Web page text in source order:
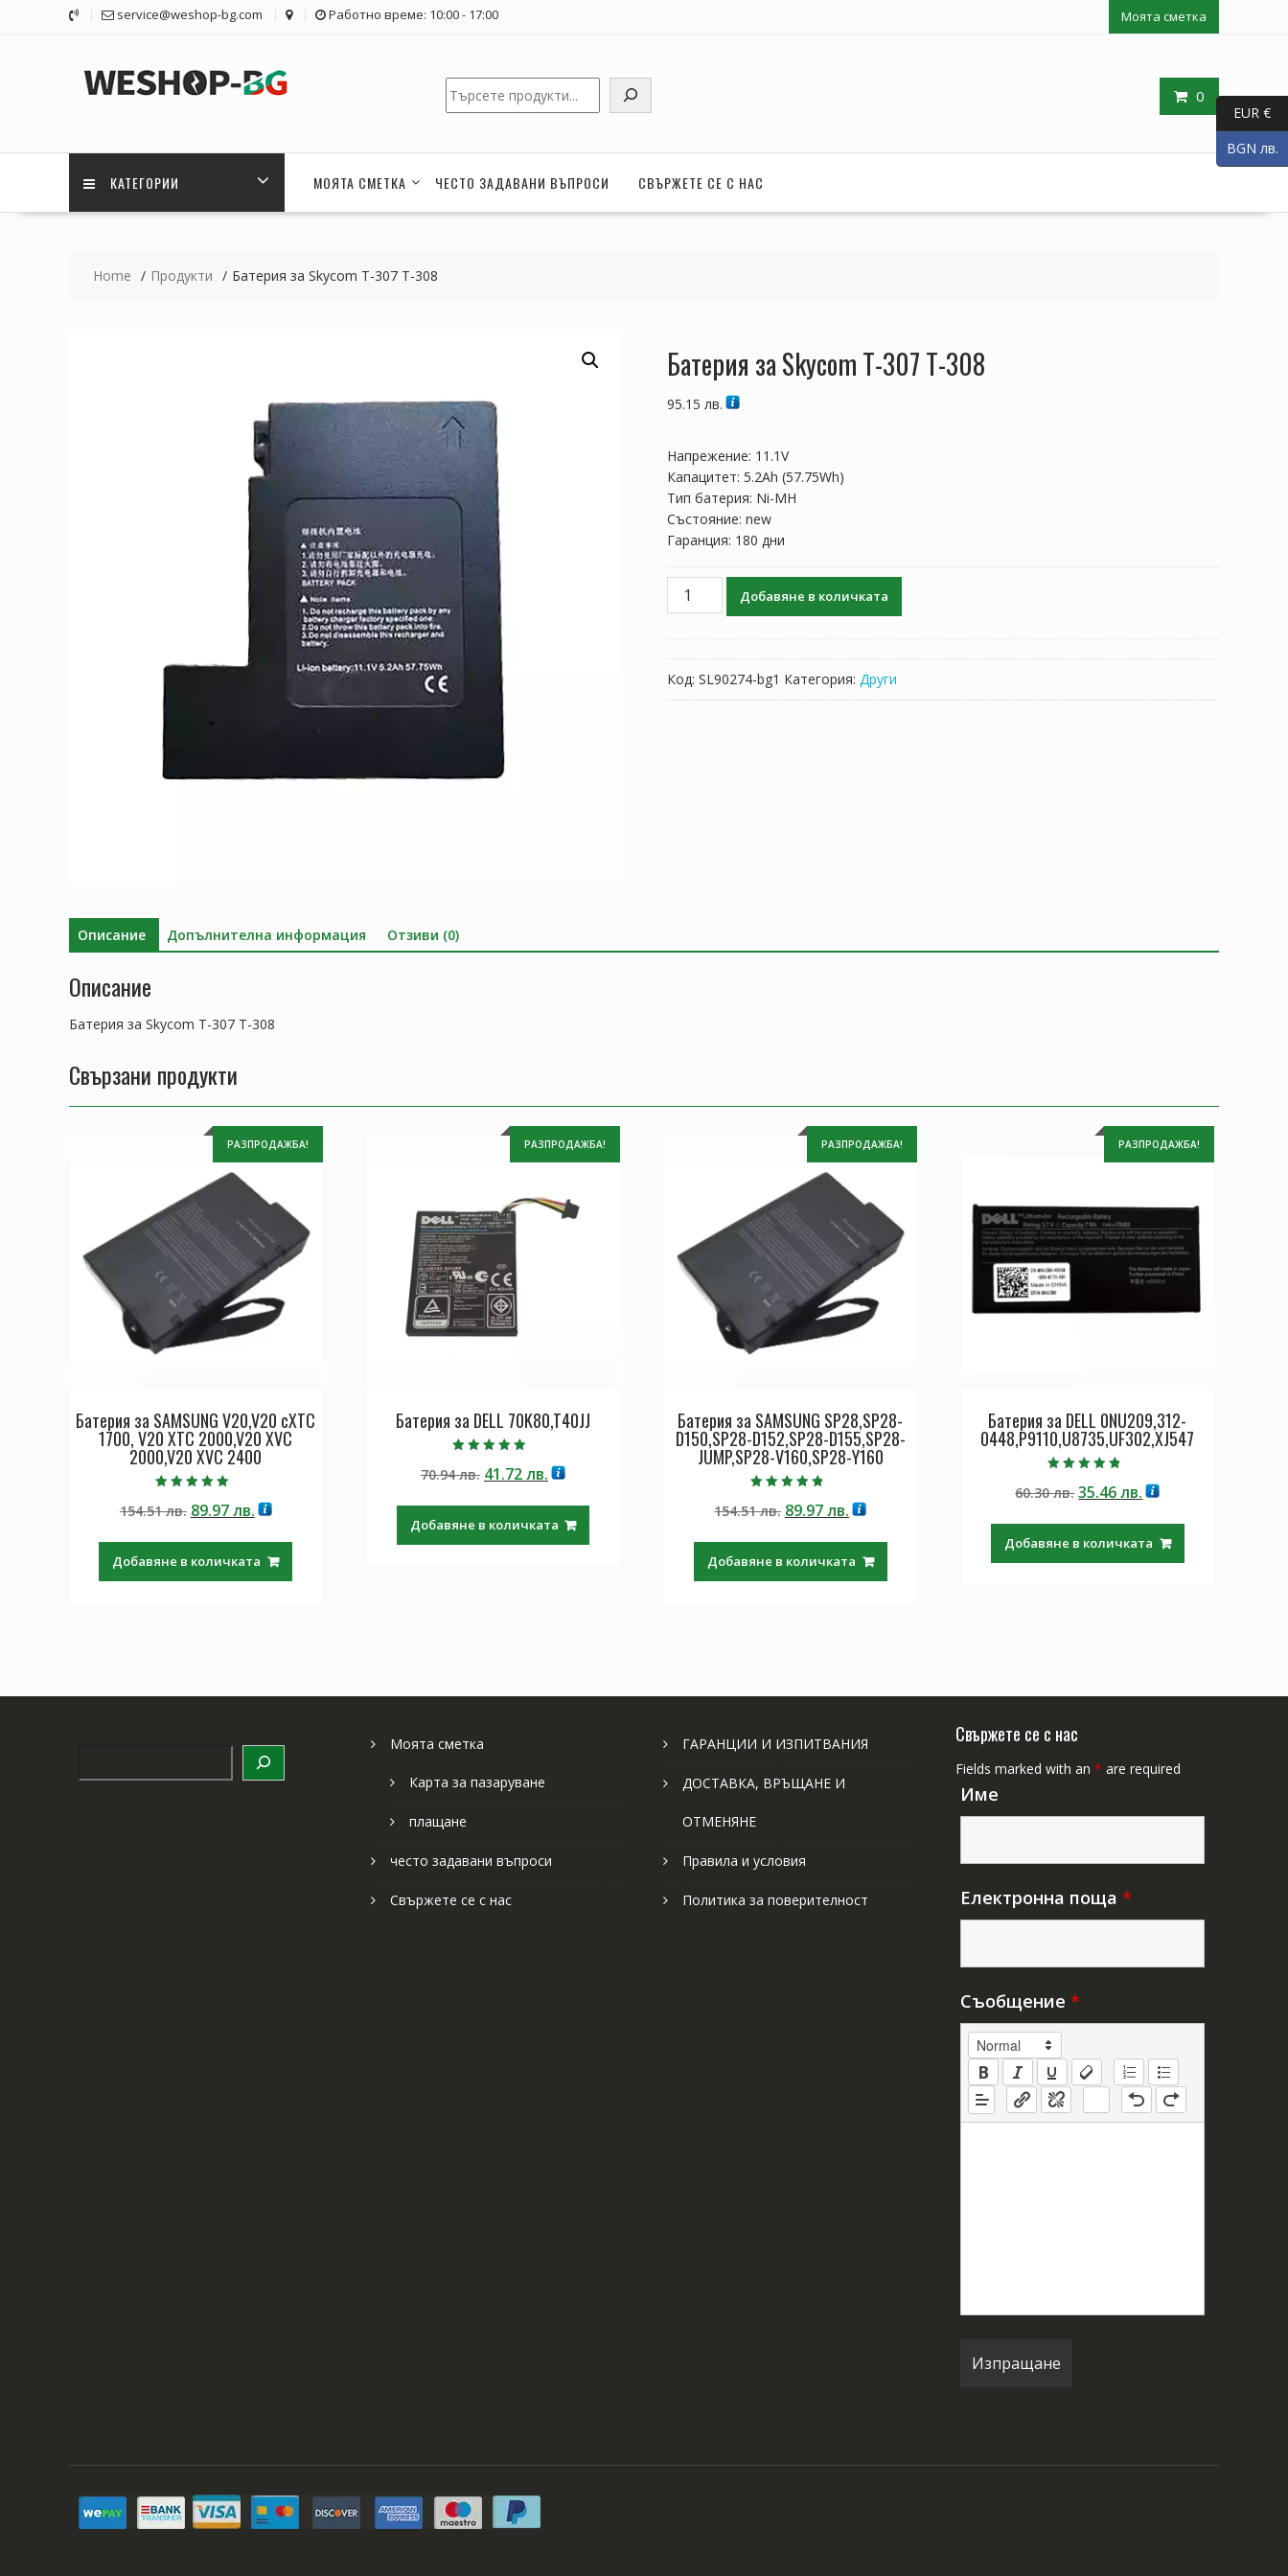
service@weshop-bg.com Работно време: 10:00 - 17:00 Моята сметка
0
Търсене
КАТЕГОРИИ МОЯТА СМЕТКА ЧЕСТО ЗАДАВАНИ ВЪПРОСИ СВЪРЖЕТЕ СЕ С НАС
Home Продукти Батерия за Skycom T-307 T-308
Батерия за Skycom T-307 T-308
95.15 лв.
Напрежение: 11.1V
Капацитет: 5.2Ah (57.75Wh)
Тип батерия: Ni-MH
Състояние: new
Гаранция: 180 дни
количество
Добавяне в количката
Код: SL90274-bg1 Категория: Други
Описание Допълнителна информация Отзиви (0)
Описание
Батерия за Skycom T-307 T-308
Свързани продукти
РАЗПРОДАЖБА!
Батерия за SAMSUNG V20,V20 cXTC
1700, V20 XTC 2000,V20 XVC
2000,V20 XVC 2400
5.00
от 5
154.51лв. Original
154.51 лв..
89.97лв.Текущата
89.97 лв..
Добавяне в количката
РАЗПРОДАЖБА!
Батерия за DELL 70K80,T40JJ
4.50
от 5
70.94лв. Original
70.94 лв..
41.72лв.Текущата
41.72 лв..
Добавяне в количката
РАЗПРОДАЖБА!
Батерия за SAMSUNG SP28,SP28-
D150,SP28-D152,SP28-D155,SP28-
JUMP,SP28-V160,SP28-Y160
4.50
от 5
154.51лв. Original
154.51 лв..
89.97лв.Текущата
89.97 лв..
Добавяне в количката
РАЗПРОДАЖБА!
Батерия за DELL 0NU209,312-
0448,P9110,U8735,UF302,XJ547
4.50
от 5
60.30лв.Original
60.30 лв..
35.46лв.Текущата
35.46 лв..
Добавяне в количката
Моята сметка
Карта за пазаруване
плащане
често задавани въпроси
Свържете се с нас
ГАРАНЦИИ И ИЗПИТВАНИЯ
ДОСТАВКА, ВРЪЩАНЕ И
ОТМЕНЯНЕ
Правила и условия
Политика за поверителност
Свържете се с нас
Fields marked with an * are required
Име
Електронна поща *
Съобщение *
EUR €
BGN лв.